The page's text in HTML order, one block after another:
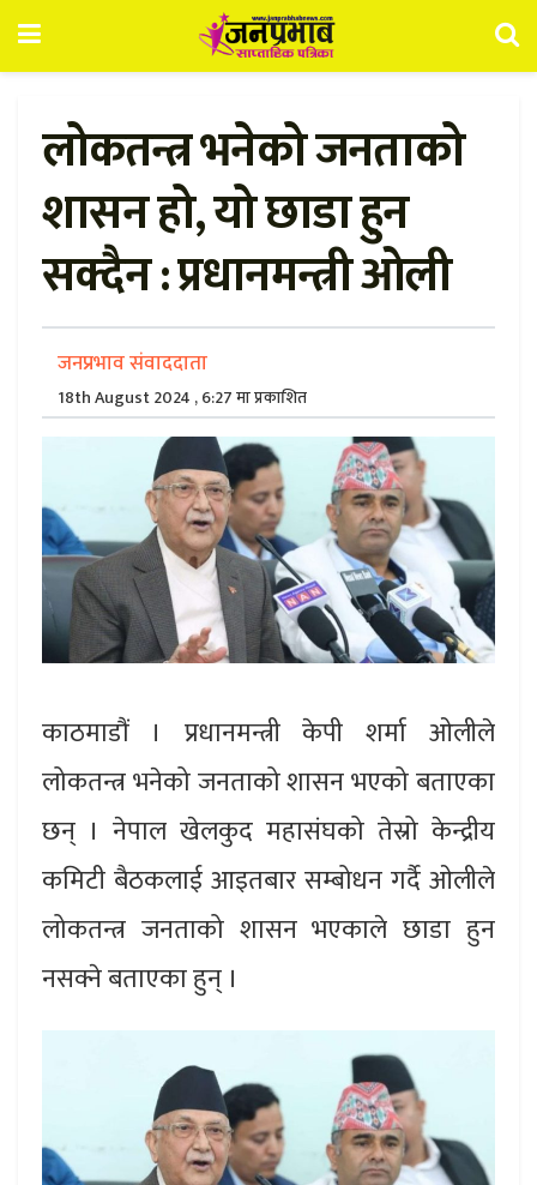
लोकतन्त्र भनेको जनताको
शासन हो, यो छाडा हुन
सक्दैन : प्रधानमन्त्री ओली
जनप्रभाव संवाददाता
18th August 2024 , 6:27 मा प्रकाशित
काठमाडौं । प्रधानमन्त्री केपी शर्मा ओलीले
लोकतन्त्र भनेको जनताको शासन भएको बताएका
छन् । नेपाल खेलकुद महासंघको तेस्रो केन्द्रीय
कमिटी बैठकलाई आइतबार सम्बोधन गर्दै ओलीले
लोकतन्त्र जनताको शासन भएकाले छाडा हुन
नसक्ने बताएका हुन् ।